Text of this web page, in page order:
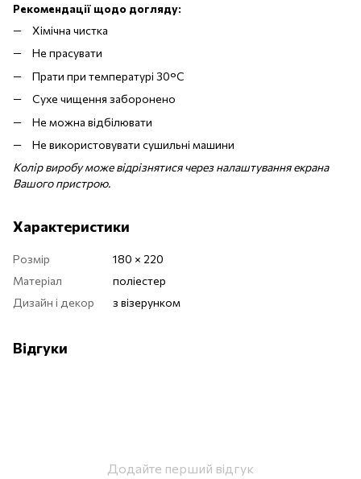
Рекомендації щодо догляду:
Хімічна чистка
Не прасувати
Прати при температурі 30°C
Сухе чищення заборонено
Не можна відбілювати
Не використовувати сушильні машини
Колір виробу може відрізнятися через налаштування екрана
Вашого пристрою.
Характеристики
Розмір
180 × 220
Матеріал
поліестер
Дизайн і декор
з візерунком
Відгуки
Додайте перший відгук